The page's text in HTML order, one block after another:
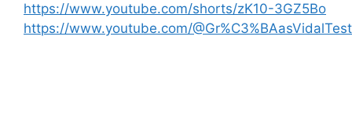
https://www.youtube.com/shorts/zK10-3GZ5Bo
https://www.youtube.com/